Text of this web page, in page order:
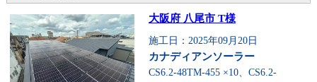
大阪府 八尾市 T様
施工日：2025年09月20日
カナディアンソーラー
CS6.2-48TM-455 ×10、CS6.2-